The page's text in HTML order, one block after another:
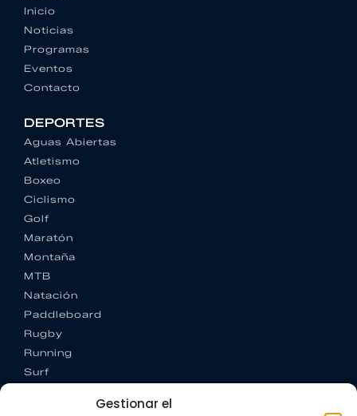
Gestionar el
Inicio
Noticias
Programas
Eventos
Contacto
DEPORTES
Aguas Abiertas
Atletismo
Boxeo
Ciclismo
Golf
Maratón
Montaña
MTB
Natación
Paddleboard
Rugby
Running
Surf